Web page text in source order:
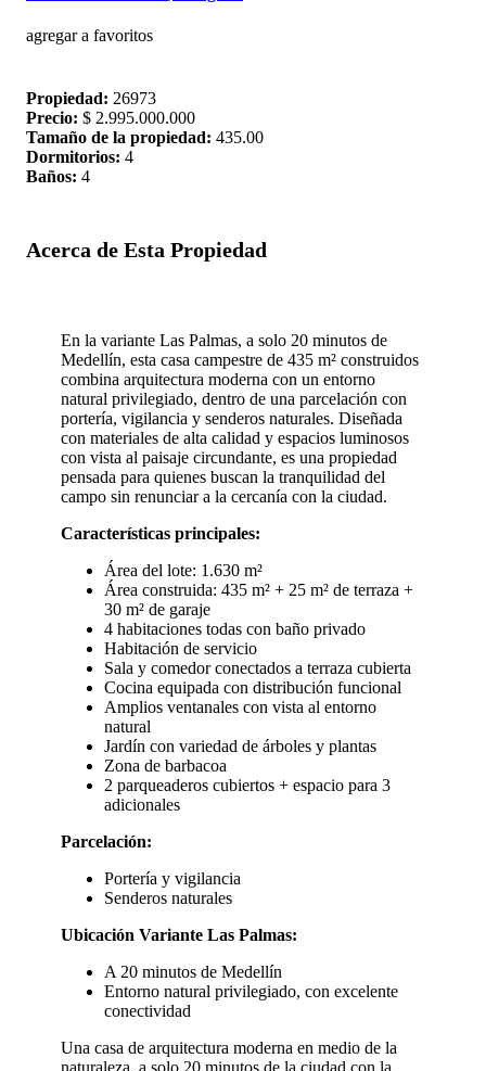
agregar a favoritos
Propiedad: 26973
Precio: $ 2.995.000.000
Tamaño de la propiedad: 435.00
Dormitorios: 4
Baños: 4
Acerca de Esta Propiedad
En la variante Las Palmas, a solo 20 minutos de
Medellín, esta casa campestre de 435 m² construidos
combina arquitectura moderna con un entorno
natural privilegiado, dentro de una parcelación con
portería, vigilancia y senderos naturales. Diseñada
con materiales de alta calidad y espacios luminosos
con vista al paisaje circundante, es una propiedad
pensada para quienes buscan la tranquilidad del
campo sin renunciar a la cercanía con la ciudad.
Características principales:
Área del lote: 1.630 m²
Área construida: 435 m² + 25 m² de terraza +
30 m² de garaje
4 habitaciones todas con baño privado
Habitación de servicio
Sala y comedor conectados a terraza cubierta
Cocina equipada con distribución funcional
Amplios ventanales con vista al entorno
natural
Jardín con variedad de árboles y plantas
Zona de barbacoa
2 parqueaderos cubiertos + espacio para 3
adicionales
Parcelación:
Portería y vigilancia
Senderos naturales
Ubicación Variante Las Palmas:
A 20 minutos de Medellín
Entorno natural privilegiado, con excelente
conectividad
Una casa de arquitectura moderna en medio de la
naturaleza, a solo 20 minutos de la ciudad con la